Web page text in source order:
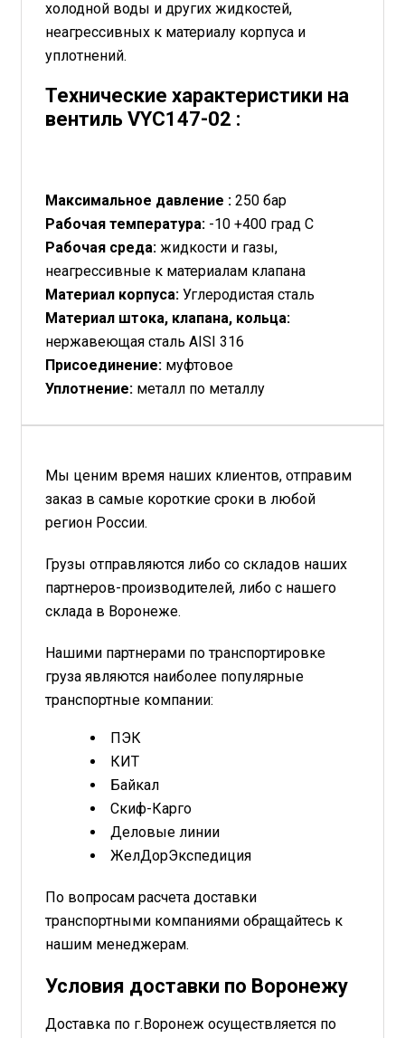
холодной воды и других жидкостей,
неагрессивных к материалу корпуса и
уплотнений.
Технические характеристики на
вентиль VYC147-02 :
Максимальное давление : 250 бар
Рабочая температура: -10 +400 град С
Рабочая среда: жидкости и газы,
неагрессивные к материалам клапана
Материал корпуса: Углеродистая сталь
Материал штока, клапана, кольца:
нержавеющая сталь AISI 316
Присоединение: муфтовое
Уплотнение: металл по металлу
Мы ценим время наших клиентов, отправим
заказ в самые короткие сроки в любой
регион России.
Грузы отправляются либо со складов наших
партнеров-производителей, либо с нашего
склада в Воронеже.
Нашими партнерами по транспортировке
груза являются наиболее популярные
транспортные компании:
ПЭК
КИТ
Байкал
Скиф-Карго
Деловые линии
ЖелДорЭкспедиция
По вопросам расчета доставки
транспортными компаниями обращайтесь к
нашим менеджерам.
Условия доставки по Воронежу
Доставка по г.Воронеж осуществляется по